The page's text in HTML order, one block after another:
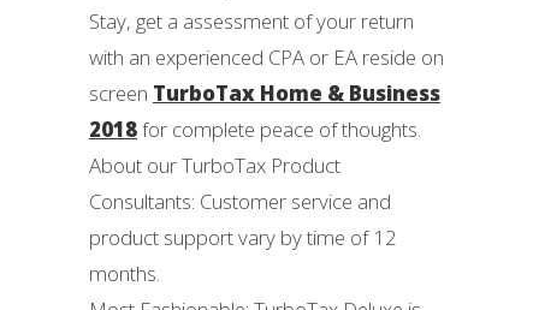
Stay, get a assessment of your return
with an experienced CPA or EA reside on
screen TurboTax Home & Business
2018for complete peace of thoughts.
About our TurboTax Product
Consultants: Customer service and
product support vary by time of 12
months.